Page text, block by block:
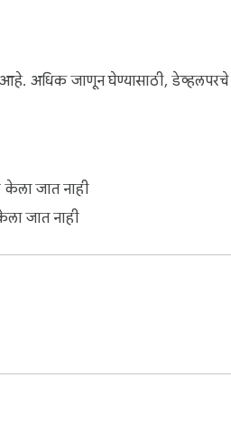
आहे. अधिक जाणून घेण्यासाठी, डेव्हलपरचे
केला जात नाही
जात नाही